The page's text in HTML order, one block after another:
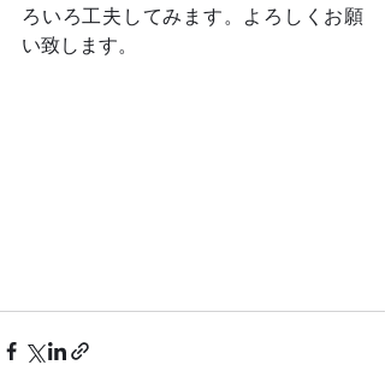
ろいろ工夫してみます。よろしくお願